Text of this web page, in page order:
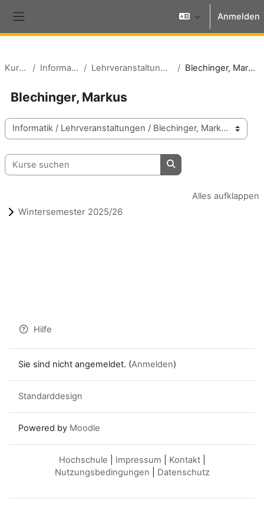
Anmelden
Kurse Informatik Lehrveranstaltungen Blechinger, Markus
Blechinger, Markus
Kursbereiche
Kurse suchen
Kurse suchen
Alles aufklappen
Wintersemester 2025/26
Hilfe
Sie sind nicht angemeldet. (Anmelden)
Standarddesign
Powered by Moodle
Hochschule Impressum Kontakt|
Nutzungsbedingungen
Datenschutz